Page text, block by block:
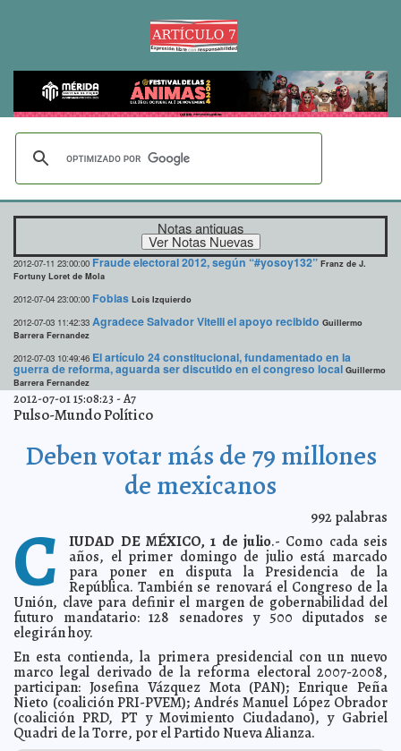
Notas antiguas
2012-07-11 23:00:00 Fraude electoral 2012, según “#yosoy132” Franz de J.
Fortuny Loret de Mola
2012-07-04 23:00:00 Fobias Lois Izquierdo
2012-07-03 11:42:33 Agradece Salvador Vitelli el apoyo recibido Guillermo
Barrera Fernandez
2012-07-03 10:49:46 El artículo 24 constitucional, fundamentado en la
guerra de reforma, aguarda ser discutido en el congreso local Guillermo
Barrera Fernandez
2012-07-03 09:23:52 Triunfa la ignorancia y la irresponsabilidad electoral en
Yucatán 2012 Franz de J. Fortuny Loret de Mola
2012-07-03 09:03:38 Invitan a la sociedad a presentar propuestas para
enfrentar el cambio climático Guillermo Barrera Fernandez
Premium Latin Music aclara confusión entre Anthony y
Filman agresión de policía israelí a niño palestino
2012-07-03 08:35:03 WikiLeaks lanza CD A7
2012-07-03 08:30:03 EE. UU. refuerza presencia en el Golfo Pérsico
2012-07-03 08:13:55 Perdedor López Obrador impugnará la elección A7
2012-07-03 08:09:50 Nombra el Papa guardián de la fe al Obispo de
RatisbonaA7
2012-07-03 07:58:23 El Gobierno podría importar huevos A7
2012-07-03 07:55:47 La NASA presenta la nave 'Orión' A7
2012-07-03 07:52:31 Reconocen que Río de Janeiro es una maravilla A7
2012-07-02 17:35:21 Las inscripciones al “Curso Vacacional Recreativo
2012” del IMSS ya están abiertas y terminarán hasta el 13 de julio
2012-07-01 15:08:23 -A7
Pulso-Mundo Político
Deben votar más de 79 millones
de mexicanos
992 palabras
C IUDAD DE MÉXICO, 1 de julio.- Como cada seis
años, el primer domingo de julio está marcado
para poner en disputa la Presidencia de la
República. También se renovará el Congreso de la
Unión, clave para definir el margen de gobernabilidad del
futuro mandatario: 128 senadores y 500 diputados se
elegirán hoy.
En esta contienda, la primera presidencial con un nuevo
marco legal derivado de la reforma electoral 2007-2008,
participan: Josefina Vázquez Mota (PAN); Enrique Peña
Nieto (coalición PRI-PVEM); Andrés Manuel López Obrador
(coalición PRD, PT y Movimiento Ciudadano), y Gabriel
Quadri de la Torre, por el Partido Nueva Alianza.